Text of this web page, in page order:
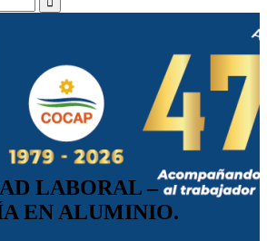
LABORAL –
EN ALUMINIO.